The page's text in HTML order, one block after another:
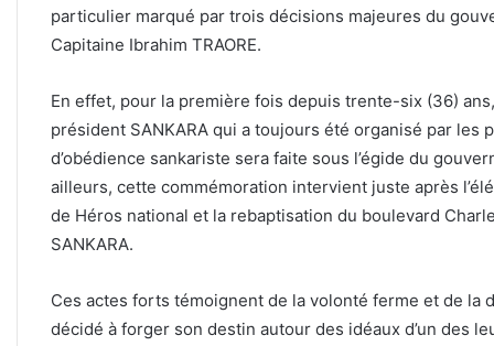
particulier marqué par trois décisions majeures du
Capitaine Ibrahim TRAORE.
En effet, pour la première fois depuis trente-six (36)
président SANKARA qui a toujours été organisé par les
d’obédience sankariste sera faite sous l’égide du
ailleurs, cette commémoration intervient juste après
de Héros national et la rebaptisation du boulevard
SANKARA.
Ces actes forts témoignent de la volonté ferme et de la
décidé à forger son destin autour des idéaux d’un des